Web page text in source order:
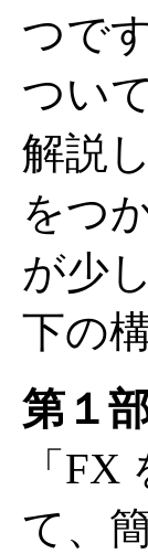
つで
つい
解説
をつ
が少
下の
第１
「
て、